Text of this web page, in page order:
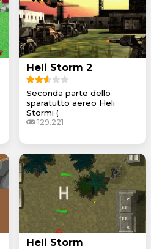
Heli Storm 2
Seconda parte dello
sparatutto aereo Heli
Stormi (
129.221
Heli Storm